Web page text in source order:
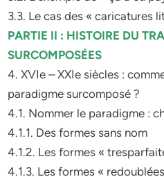
3.3. Le cas des « caricatures
PARTIE II : HISTOIRE DU
SURCOMPOSÉES
4. XVIe – XXIe siècles :
paradigme surcomposé ?
4.1. Nommer le paradigme :
4.1.1. Des formes sans nom
4.1.2. Les formes «
4.1.3. Les formes «